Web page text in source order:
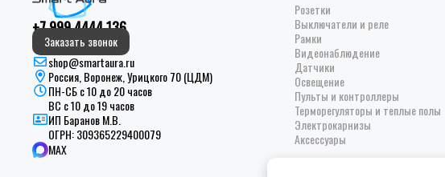
+7 999 4444 136
Заказать звонок
shop@smartaura.ru
Россия, Воронеж, Урицкого 70 (ЦДМ)
ПН-СБ с 10 до 20 часов
ВС с 10 до 19 часов
ИП Баранов М.В.
ОГРН:309365229400079
MAX
Розетки
Выключатели и реле
Рамки
Видеонаблюдение
Датчики
Освещение
Пульты и контроллеры
Терморегуляторы и теплые полы
Электрокарнизы
Аксессуары